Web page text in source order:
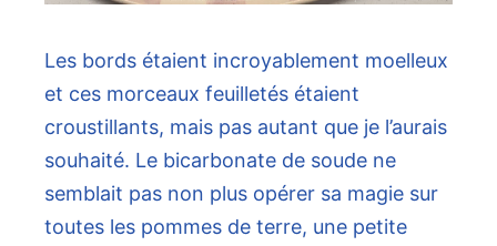
Les bords étaient incroyablement moelleux
et ces morceaux feuilletés étaient
croustillants, mais pas autant que je l’aurais
souhaité. Le bicarbonate de soude ne
semblait pas non plus opérer sa magie sur
toutes les pommes de terre, une petite